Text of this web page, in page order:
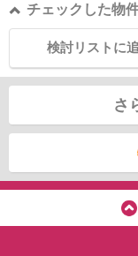
チェックした物
検討リストに
さ